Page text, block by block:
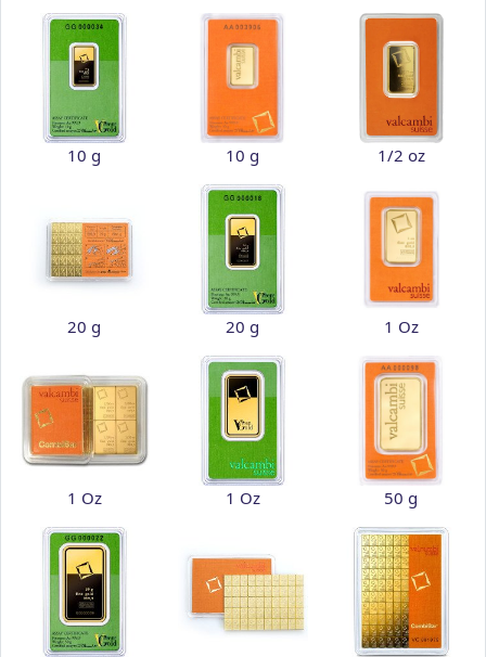
10 g 10 g 1/2 oz
20 g 20 g 1 Oz
1 Oz 1 Oz 50 g